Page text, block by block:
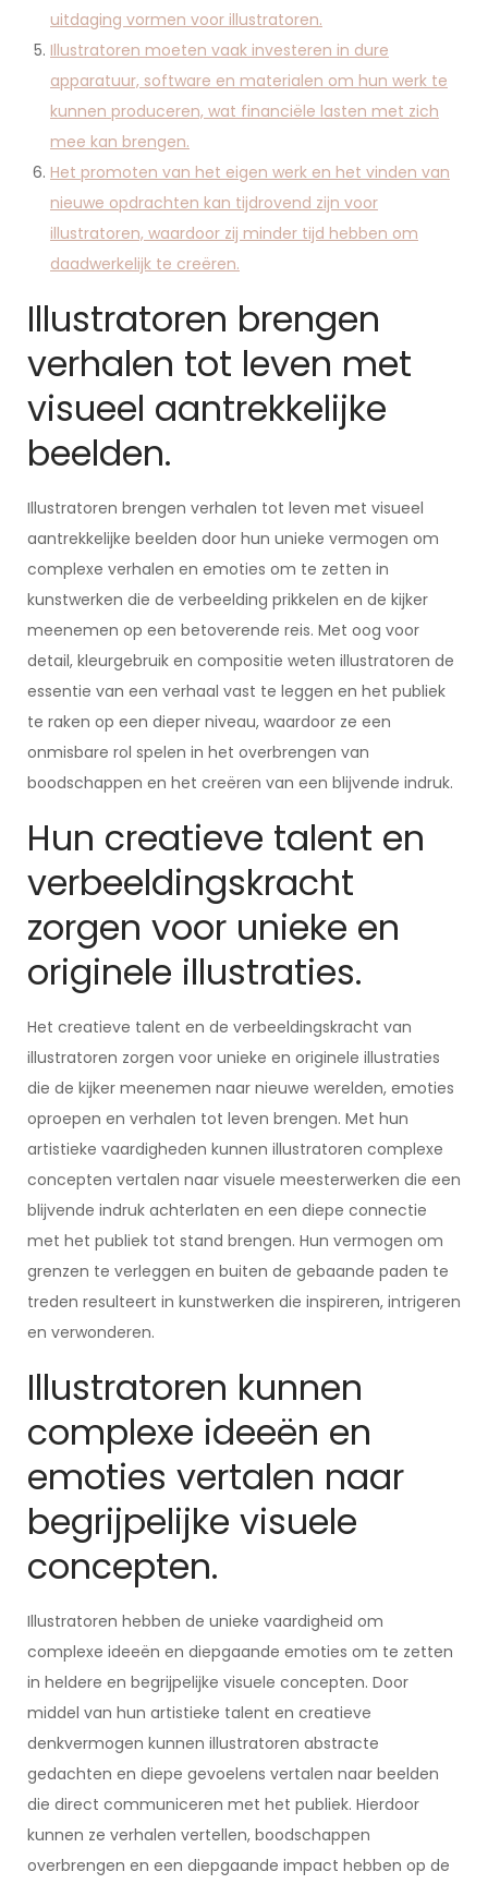
uitdaging vormen voor illustratoren.
Illustratoren moeten vaak investeren in dure
apparatuur, software en materialen om hun werk te
kunnen produceren, wat financiële lasten met zich
mee kan brengen.
Het promoten van het eigen werk en het vinden van
nieuwe opdrachten kan tijdrovend zijn voor
illustratoren, waardoor zij minder tijd hebben om
daadwerkelijk te creëren.
Illustratoren brengen
verhalen tot leven met
visueel aantrekkelijke
beelden.
Illustratoren brengen verhalen tot leven met visueel
aantrekkelijke beelden door hun unieke vermogen om
complexe verhalen en emoties om te zetten in
kunstwerken die de verbeelding prikkelen en de kijker
meenemen op een betoverende reis. Met oog voor
detail, kleurgebruik en compositie weten illustratoren de
essentie van een verhaal vast te leggen en het publiek
te raken op een dieper niveau, waardoor ze een
onmisbare rol spelen in het overbrengen van
boodschappen en het creëren van een blijvende indruk.
Hun creatieve talent en
verbeeldingskracht
zorgen voor unieke en
originele illustraties.
Het creatieve talent en de verbeeldingskracht van
illustratoren zorgen voor unieke en originele illustraties
die de kijker meenemen naar nieuwe werelden, emoties
oproepen en verhalen tot leven brengen. Met hun
artistieke vaardigheden kunnen illustratoren complexe
concepten vertalen naar visuele meesterwerken die een
blijvende indruk achterlaten en een diepe connectie
met het publiek tot stand brengen. Hun vermogen om
grenzen te verleggen en buiten de gebaande paden te
treden resulteert in kunstwerken die inspireren, intrigeren
en verwonderen.
Illustratoren kunnen
complexe ideeën en
emoties vertalen naar
begrijpelijke visuele
concepten.
Illustratoren hebben de unieke vaardigheid om
complexe ideeën en diepgaande emoties om te zetten
in heldere en begrijpelijke visuele concepten. Door
middel van hun artistieke talent en creatieve
denkvermogen kunnen illustratoren abstracte
gedachten en diepe gevoelens vertalen naar beelden
die direct communiceren met het publiek. Hierdoor
kunnen ze verhalen vertellen, boodschappen
overbrengen en een diepgaande impact hebben op de